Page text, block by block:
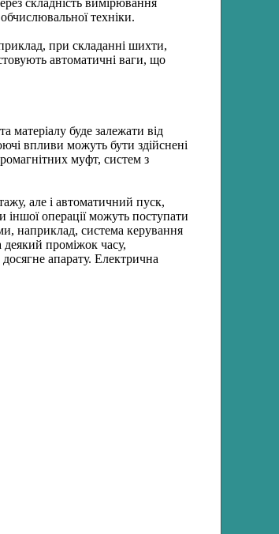
складність вимірювання
техніки.
при складанні шихти,
автоматичні ваги, що
матеріалу буде залежати від
впливи можуть бути здійснені
муфт, систем з
але і автоматичний пуск,
іншої операції можуть поступати
наприклад, система керування
проміжок часу,
апарату. Електрична